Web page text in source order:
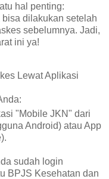
hal penting:
dilakukan setelah
sebelumnya. Jadi,
ini ya!
Lewat Aplikasi
"Mobile JKN" dari
Android) atau App
sudah login
BPJS Kesehatan dan